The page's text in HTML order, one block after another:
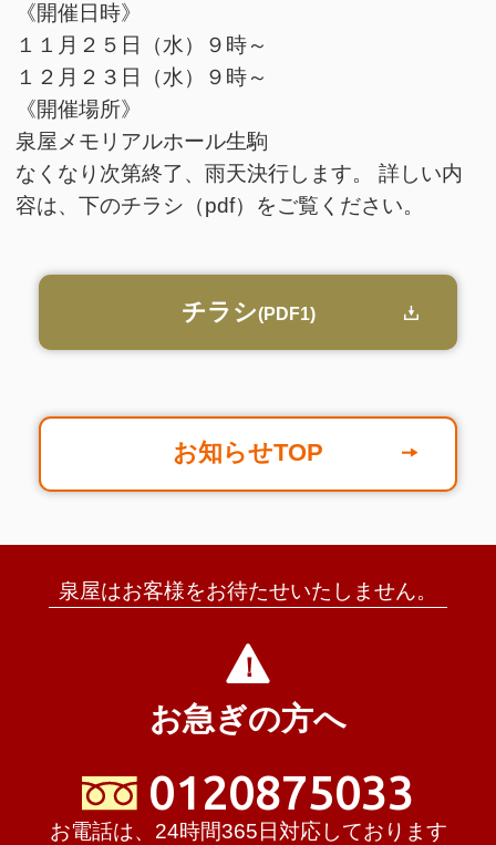
《開催日時》
１１月２５日（水）９時～
１２月２３日（水）９時～
《開催場所》
泉屋メモリアルホール生駒
なくなり次第終了、雨天決行します。 詳しい内
容は、下のチラシ（pdf）をご覧ください。
チラシ(PDF1)
お知らせTOP
泉屋はお客様をお待たせいたしません。
お急ぎの方へ
0120875033
お電話は、24時間365日対応しております